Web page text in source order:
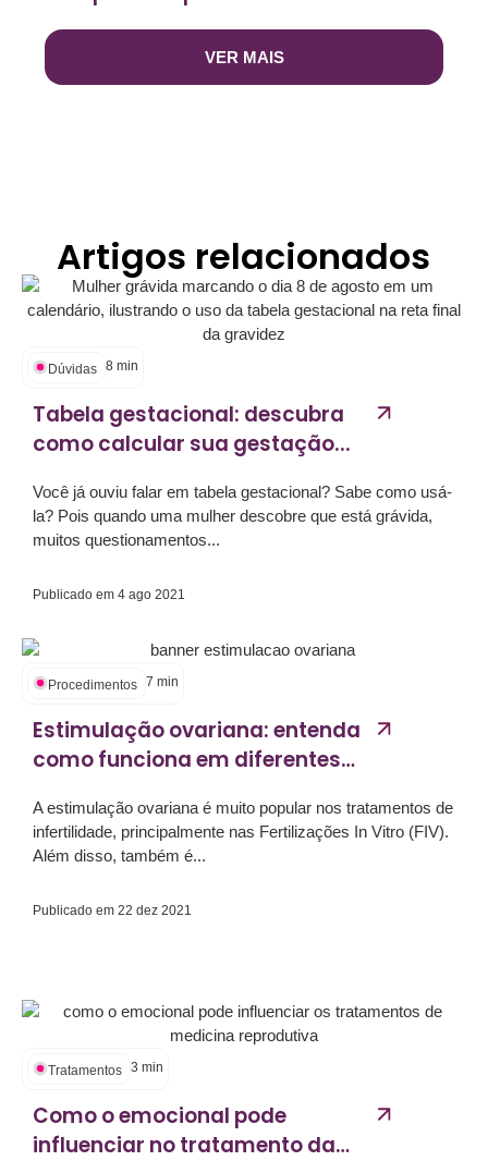
VER MAIS
Artigos relacionados
Dúvidas 8 min
Tabela gestacional: descubra
como calcular sua gestação...
Você já ouviu falar em tabela gestacional? Sabe como usá-
la? Pois quando uma mulher descobre que está grávida,
muitos questionamentos...
Publicado em 4 ago 2021
Procedimentos 7 min
Estimulação ovariana: entenda
como funciona em diferentes
Assistida...
A estimulação ovariana é muito popular nos tratamentos de
infertilidade, principalmente nas Fertilizações In Vitro (FIV).
Além disso, também é...
Publicado em 22 dez 2021
Tratamentos 3 min
Como o emocional pode
influenciar no tratamento da